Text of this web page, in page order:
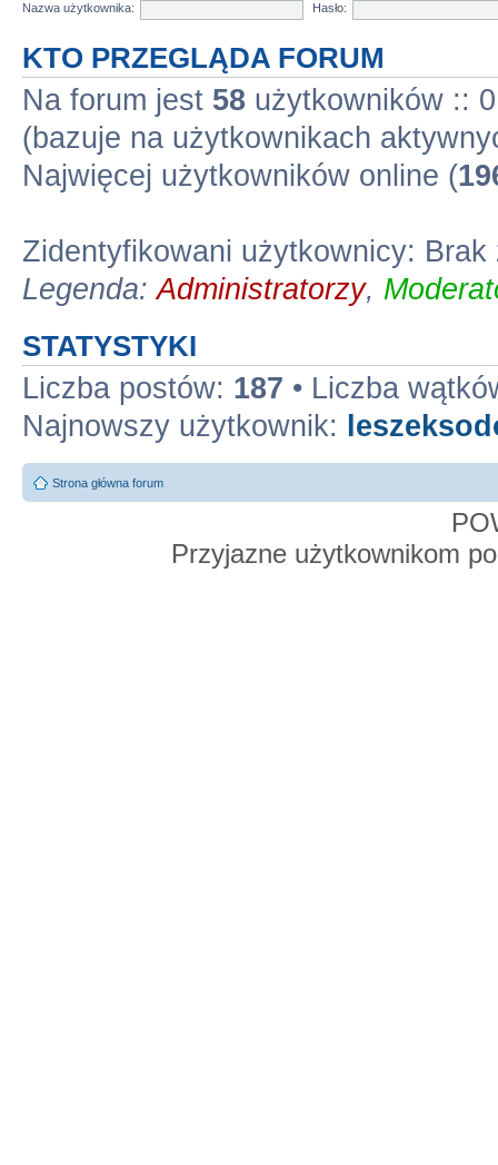
Nazwa użytkownika:
Hasło:
KTO PRZEGLĄDA FORUM
Na forum jest 58 użytkowników ::
(bazuje na użytkownikach
Najwięcej użytkowników online (
Zidentyfikowani użytkownicy:
Legenda:Administratorzy,
STATYSTYKI
Liczba postów: 187 • Liczba
Najnowszy użytkownik:
Strona główna forum
Przyjazne użytkownikom